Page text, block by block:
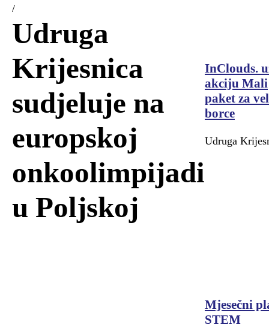
/
Udruga
Krijesnica
sudjeluje na
europskoj
onkoolimpijadi
u Poljskoj
InClouds.
akciju Mali
paket za
borce
Udruga
Mjesečni
STEM